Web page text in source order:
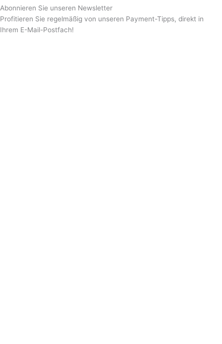
Abonnieren Sie unseren Newsletter
Profitieren Sie regelmäßig von unseren Payment-Tipps, direkt in
Ihrem E-Mail-Postfach!